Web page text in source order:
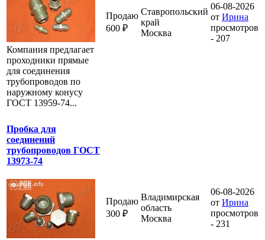
Компания предлагает
проходники прямые
для соединения
трубопроводов по
наружному конусу
ГОСТ 13959-74...
Продаю
600 ₽
Ставропольский
край
Москва
06-08-2026
от Ирина
просмотров
- 207
Пробка для
соединений
трубопроводов ГОСТ
13973-74
Продаю
300 ₽
Владимирская
область
Москва
06-08-2026
от Ирина
просмотров
- 231